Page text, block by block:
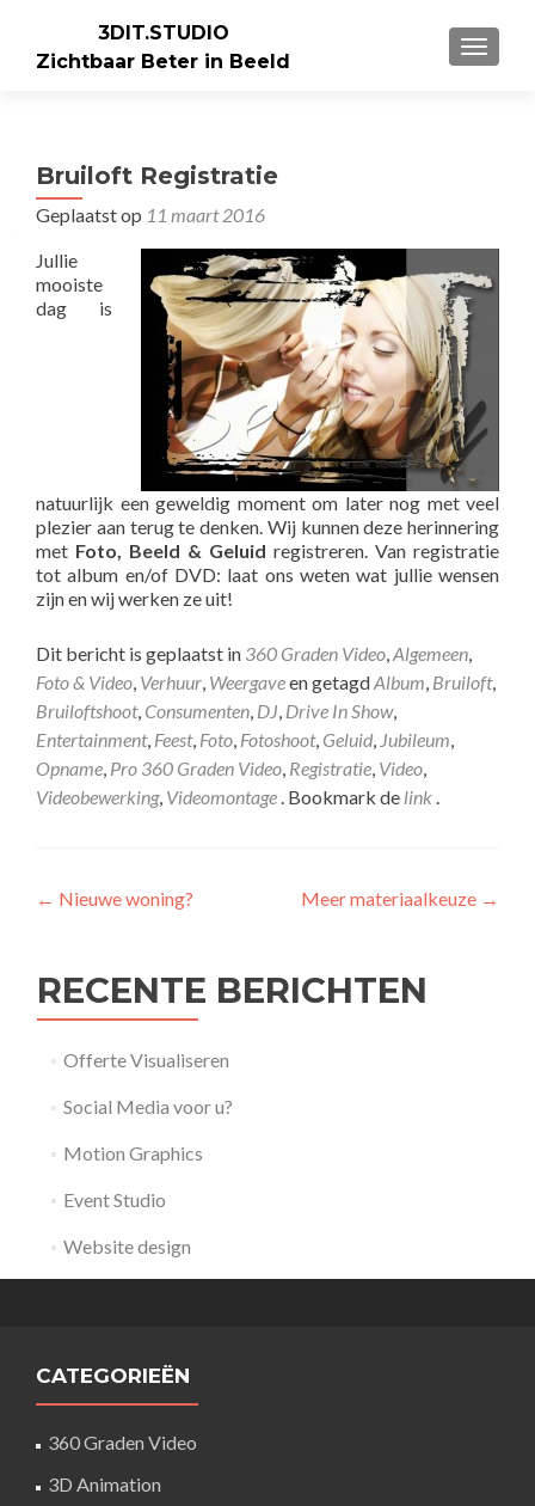
3DIT.STUDIO
Zichtbaar Beter in Beeld
Bruiloft Registratie
Geplaatst op 11 maart 2016
Jullie
mooiste
dag is
natuurlijk een geweldig moment om later nog met veel
plezier aan terug te denken. Wij kunnen deze herinnering
met Foto, Beeld & Geluid registreren. Van registratie
tot album en/of DVD: laat ons weten wat jullie wensen
zijn en wij werken ze uit!
Dit bericht is geplaatst in 360 Graden Video,Algemeen,
Foto & Video, Verhuur, Weergaveen getagdAlbum, Bruiloft,
Bruiloftshoot, Consumenten, DJ, Drive In Show,
Entertainment, Feest, Foto, Fotoshoot, Geluid, Jubileum,
Opname, Pro 360 Graden Video, Registratie, Video,
Videobewerking, Videomontage . Bookmark de link .
Bericht
← Nieuwe woning? Meer materiaalkeuze →
RECENTE BERICHTEN
Offerte Visualiseren
Social Media voor u?
Motion Graphics
Event Studio
Website design
CATEGORIEËN
360 Graden Video
3D Animation